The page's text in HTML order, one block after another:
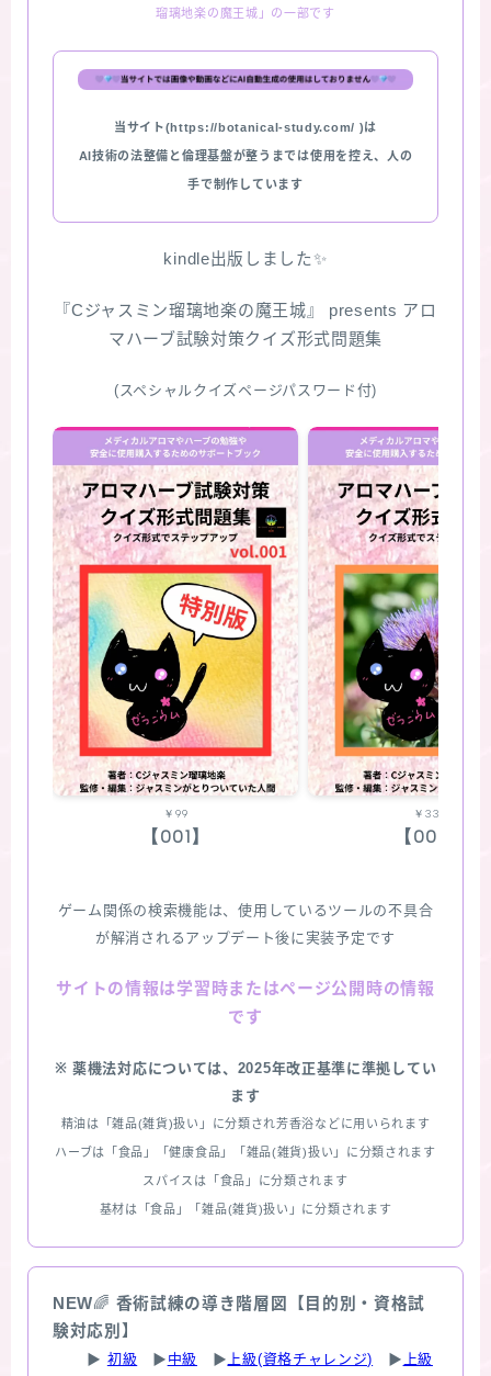
版限定)
瑠璃地楽の魔王城」の一部です
当サイト(https://botanical-study.com/ )は
AI技術の法整備と倫理基盤が整うまでは使用を控え、人の
手で制作しています
kindle出版しました✨
『Cジャスミン瑠璃地楽の魔王城』 presents アロ
マハーブ試験対策クイズ形式問題集
(スペシャルクイズページパスワード付)
￥99
【001】
￥330
【002】
ゲーム関係の検索機能は、使用しているツールの不具合
が解消されるアップデート後に実装予定です
サイトの情報は学習時またはページ公開時の情報
です
※ 薬機法対応については、2025年改正基準に準拠してい
ます
精油は「雑品(雑貨)扱い」に分類され芳香浴などに用いられます
ハーブは「食品」「健康食品」「雑品(雑貨)扱い」に分類されます
スパイスは「食品」に分類されます
基材は「食品」「雑品(雑貨)扱い」に分類されます
NEW🌈 香術試練の導き階層図【目的別・資格試
験対応別】
▶ 初級 ▶ 中級 ▶ 上級(資格チャレンジ) ▶ 上級